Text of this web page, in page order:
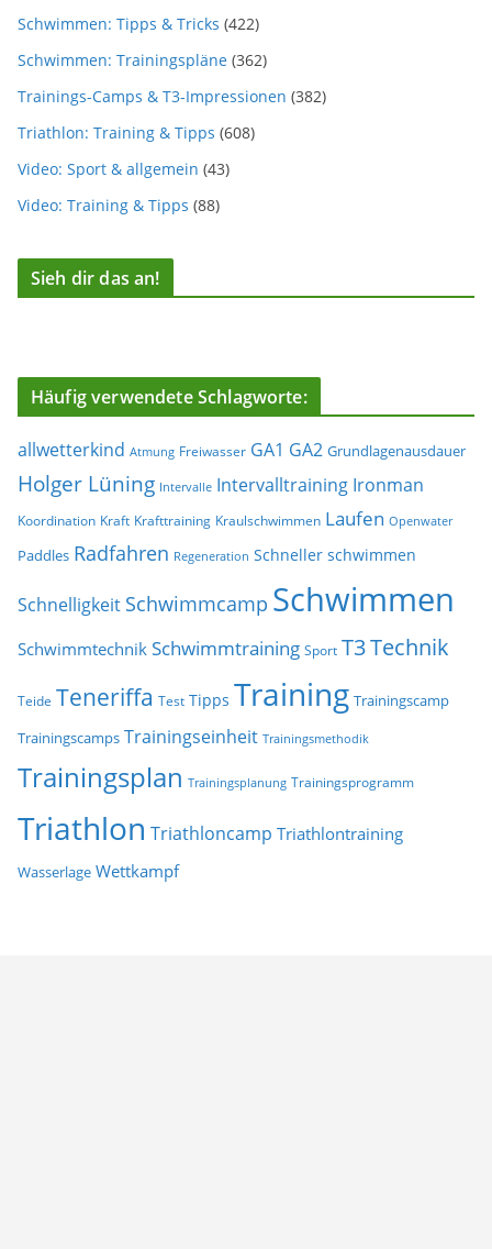
Schwimmen: Tipps & Tricks (422)
Schwimmen: Trainingspläne (362)
Trainings-Camps & T3-Impressionen (382)
Triathlon: Training & Tipps (608)
Video: Sport & allgemein (43)
Video: Training & Tipps (88)
Sieh dir das an!
Häufig verwendete Schlagworte:
allwetterkind Atmung Freiwasser GA1 GA2 Grundlagenausdauer
Holger Lüning Intervalle Intervalltraining Ironman
Koordination Kraft Krafttraining Kraulschwimmen Laufen Openwater
Paddles Radfahren Regeneration Schneller schwimmen
Schnelligkeit Schwimmcamp Schwimmen
Schwimmtechnik Schwimmtraining Sport T3Technik
Teide Teneriffa Test Tipps Training Trainingscamp
Trainingscamps Trainingseinheit Trainingsmethodik
Trainingsplan Trainingsplanung Trainingsprogramm
Triathlon Triathloncamp Triathlontraining
Wasserlage Wettkampf